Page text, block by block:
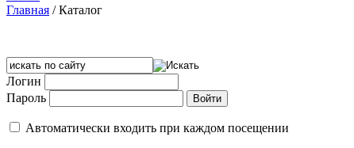
Главная /Каталог
Логин
Пароль
Автоматически входить при каждом посещении